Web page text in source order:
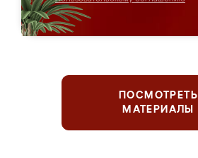
ПОСМОТРЕТЬ
МАТЕРИАЛЫ